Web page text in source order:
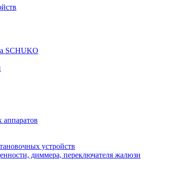
SCHUKO
устройств
диммера, переключателя жалюзи